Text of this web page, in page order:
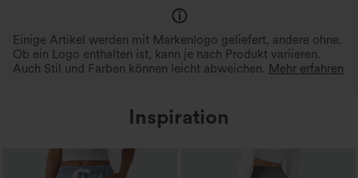
Einige Artikel werden mit Markenlogo geliefert, andere ohne.
Ob ein Logo enthalten ist, kann je nach Produkt variieren.
Auch Stil und Farben können leicht abweichen. Mehr erfahren
Inspiration